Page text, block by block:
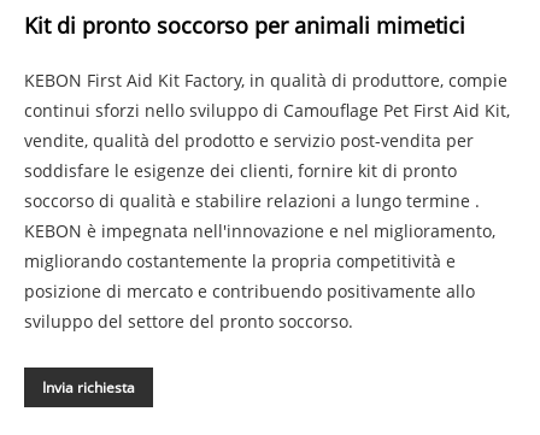
Kit di pronto soccorso per animali mimetici
KEBON First Aid Kit Factory, in qualità di produttore, compie
continui sforzi nello sviluppo di Camouflage Pet First Aid Kit,
vendite, qualità del prodotto e servizio post-vendita per
soddisfare le esigenze dei clienti, fornire kit di pronto
soccorso di qualità e stabilire relazioni a lungo termine .
KEBON è impegnata nell'innovazione e nel miglioramento,
migliorando costantemente la propria competitività e
posizione di mercato e contribuendo positivamente allo
sviluppo del settore del pronto soccorso.
Invia richiesta